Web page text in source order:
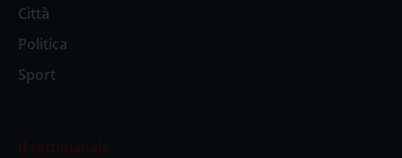
Città
Politica
Sport
Il settimanale